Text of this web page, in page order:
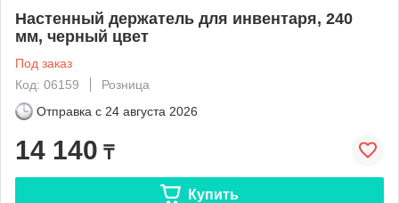
Настенный держатель для инвентаря, 240
мм, черный цвет
Под заказ
Код: 06159
Розница
Отправка с 24 августа 2026
14 140 ₸
Купить